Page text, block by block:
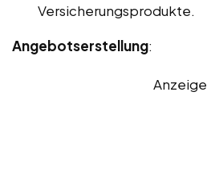
Versicherungsprodukte.
Angebotserstellung:
Anzeige